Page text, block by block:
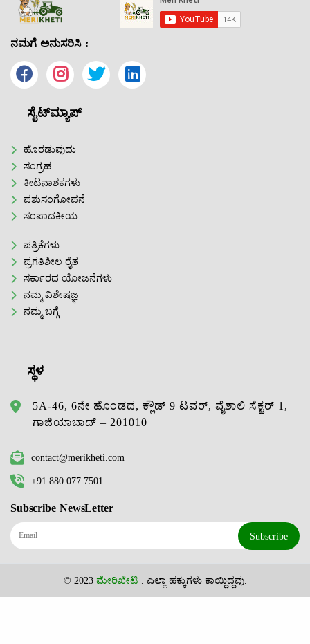
ನಮಗೆ ಅನುಸರಿಸಿ :
ಸೈಟ್‌ಮ್ಯಾಪ್
ಹೊರಡುವುದು
ಸಂಗ್ರಹ
ಕೀಟನಾಶಕಗಳು
ಪಶುಸಂಗೋಪನೆ
ಸಂಪಾದಕೀಯ
ಪತ್ರಿಕೆಗಳು
ಪ್ರಗತಿಶೀಲ ರೈತ
ಸರ್ಕಾರದ ಯೋಜನೆಗಳು
ನಮ್ಮ ವಿಶೇಷಜ್ಞ
ನಮ್ಮ ಬಗ್ಗೆ
ಸ್ಥಳ
5A-46, 6ನೇ ಹೊಂಡದ, ಕ್ಲೌಡ್ 9 ಟವರ್, ವೈಶಾಲಿ ಸೆಕ್ಟರ್ 1,
ಗಾಜಿಯಾಬಾದ್ – 201010
contact@merikheti.com
+91 880 077 7501
Subscribe NewsLetter
Subscribe
© 2023 ಮೇರಿಖೇಟಿ . ಎಲ್ಲಾ ಹಕ್ಕುಗಳು ಕಾಯ್ದಿದ್ದವು.